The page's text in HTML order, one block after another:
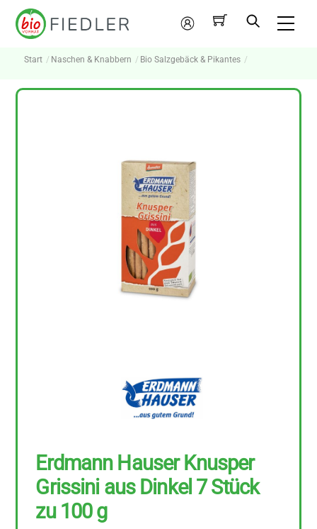
Skip
Mein
Konto
Start Naschen & Knabbern Bio Salzgebäck & Pikantes
Erdmann Hauser Knusper
Grissini aus Dinkel 7 Stück
zu 100 g